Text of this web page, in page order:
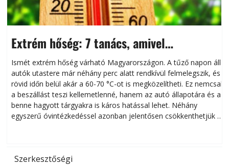
Extrém hőség: 7 tanács, amivel
megóvhatjuk autónkat a nyári károktól
Ismét extrém hőség várható Magyarországon. A tűző napon álló
autók utastere már néhány perc alatt rendkívül felmelegszik, és
rövid időn belül akár a 60-70 °C-ot is megközelítheti. Ez nemcsak
a beszállást teszi kellemetlenné, hanem az autó állapotára és a
benne hagyott tárgyakra is káros hatással lehet. Néhány
egyszerű óvintézkedéssel azonban jelentősen csökkenthetjük a
Szerkesztőségi